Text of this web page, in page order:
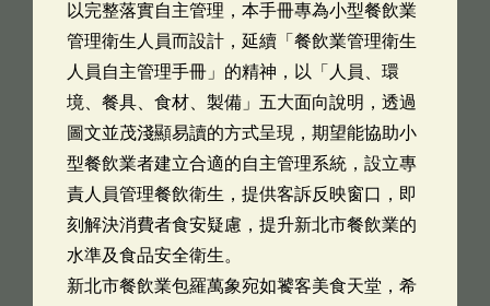
以完整落實自主管理，本手冊專為小型餐飲業
管理衛生人員而設計，延續「餐飲業管理衛生
人員自主管理手冊」的精神，以「人員、環
境、餐具、食材、製備」五大面向說明，透過
圖文並茂淺顯易讀的方式呈現，期望能協助小
型餐飲業者建立合適的自主管理系統，設立專
責人員管理餐飲衛生，提供客訴反映窗口，即
刻解決消費者食安疑慮，提升新北市餐飲業的
水準及食品安全衛生。
新北市餐飲業包羅萬象宛如饕客美食天堂，希